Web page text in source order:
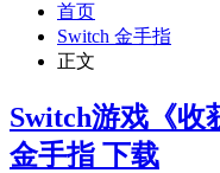
首页
Switch 金手指
正文
Switch游戏《收
金手指 下载